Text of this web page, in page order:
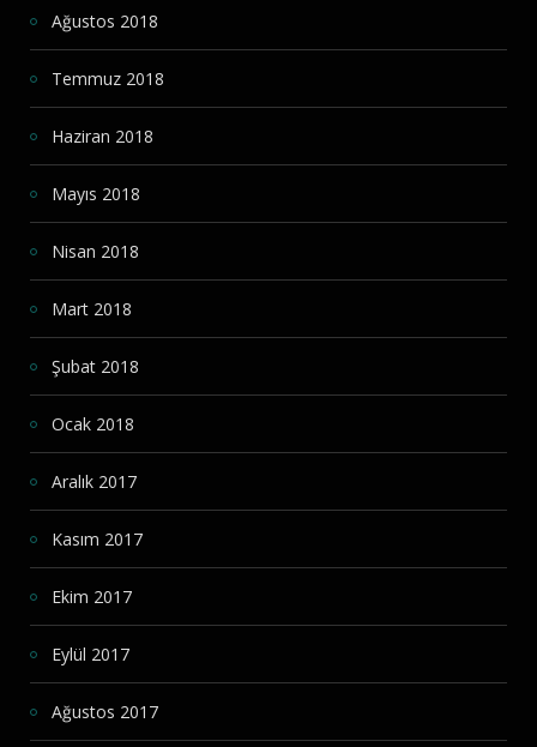
Ağustos 2018
Temmuz 2018
Haziran 2018
Mayıs 2018
Nisan 2018
Mart 2018
Şubat 2018
Ocak 2018
Aralık 2017
Kasım 2017
Ekim 2017
Eylül 2017
Ağustos 2017